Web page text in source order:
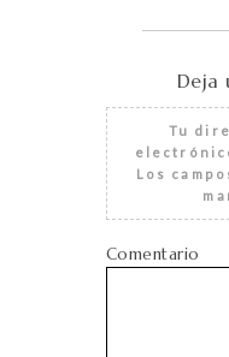
Deja
Tu
Los
Comentario